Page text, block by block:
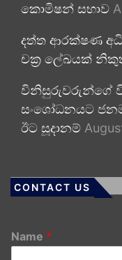
කොමිෂන් සභාව
දත්ත ආරක්ෂණ
චක්‍ර ලේඛයක්
විනිසුරුවරුන්ගේ
සංශෝධනයට
ඊට සූදානම්
CONTACT US
Name *